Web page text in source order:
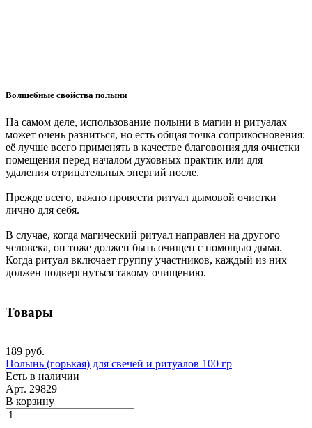
Волшебные свойства полыни
На самом деле, использование полыни в магии и ритуалах
может очень разниться, но есть общая точка соприкосновения:
её лучше всего применять в качестве благовония для очистки
помещения перед началом духовных практик или для
удаления отрицательных энергий после.
Прежде всего, важно провести ритуал дымовой очистки
лично для себя.
В случае, когда магический ритуал направлен на другого
человека, он тоже должен быть очищен с помощью дыма.
Когда ритуал включает группу участников, каждый из них
должен подвергнуться такому очищению.
Товары
189 руб.
Полынь (горькая) для свечей и ритуалов 100 гр
Есть в наличии
Арт. 29829
В корзину